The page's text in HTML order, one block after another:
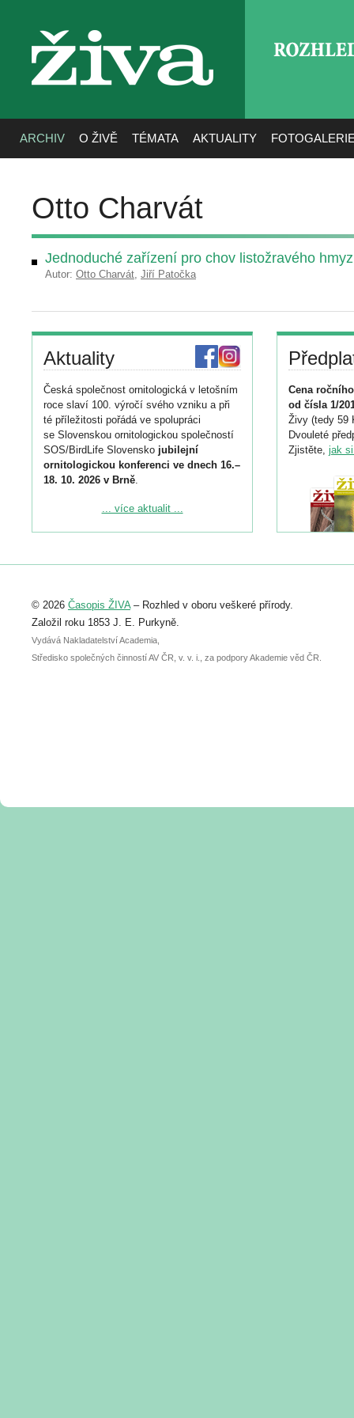
živa
ARCHIV O ŽIVĚ TÉMATA AKTUALITY
Otto Charvát
Jednoduché zařízení pro chov listožravého
Autor: Otto Charvát, Jiří Patočka
Aktuality
Česká společnost ornitologická v letošním
roce slaví 100. výročí svého vzniku a při
té příležitosti pořádá ve spolupráci
se Slovenskou ornitologickou společností
SOS/BirdLife Slovensko jubilejní
ornitologickou konferenci ve dnech 16.–
18. 10. 2026 v Brně.
Podrobnější informace ke konferenci
Registrovat se můžete do 6. září.
abstraktu přihlášené přednášky nebo
posteru je už 30. června.
... více aktualit ...
Cena
od čísla 1/
Živy (tedy 59
Dvouleté
Zjistěte, jak
© 2026 Časopis ŽIVA– Rozhled v oboru veškeré přírody.
Založil roku 1853 J. E. Purkyně.
Vydává Nakladatelství Academia,
Středisko společných činností AV ČR, v. v. i., za podpory Akademie věd ČR.